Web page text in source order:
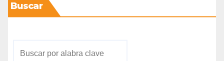
Buscar